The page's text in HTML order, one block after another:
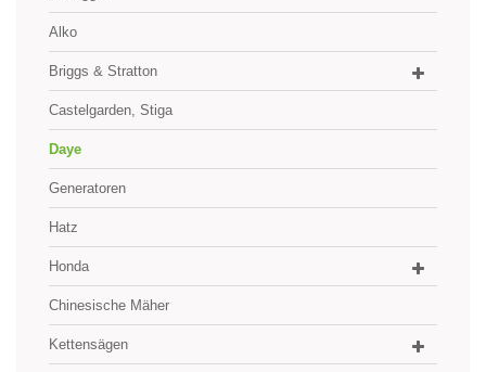
Alko
Briggs & Stratton
Castelgarden, Stiga
Daye
Generatoren
Hatz
Honda
Chinesische Mäher
Kettensägen